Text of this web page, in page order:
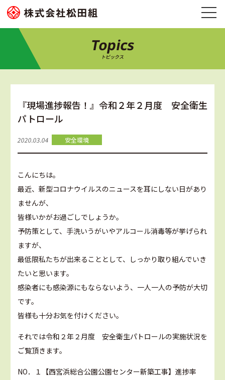
Topics
トピックス
『現場進捗報告！』令和２年２月度 安全衛生
パトロール
2020.03.04 安全環境
こんにちは。
最近、新型コロナウイルスのニュースを耳にしない日があり
ませんが、
皆様いかがお過ごしでしょうか。
予防策として、手洗いうがいやアルコール消毒等が挙げられ
ますが、
最低限私たちが出来ることとして、しっかり取り組んでいき
たいと思います。
感染者にも感染源にもならないよう、一人一人の予防が大切
です。
皆様も十分お気を付けください。
それでは令和２年２月度 安全衛生パトロールの実施状況を
ご覧頂きます。
NO．１【西宮浜総合公園公園センター新築工事】進捗率